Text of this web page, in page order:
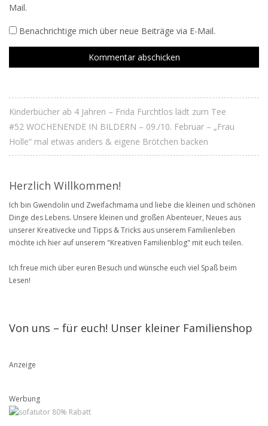
Mail.
Benachrichtige mich über neue Beiträge via E-Mail.
Kinderbücher ab 4 Jahren – Frida Furchtlos lädt zum Tee
#52 WOCHENENDE IN BILDERN – 09./10. Februar – „Frau
Holle“ mal etwas anders & eigene Brötchen backen
Herzlich Willkommen!
Ich bin Gwendolin und Zweifachmama und liebe die kleinen und schönen
Dinge des Lebens. Unsere kleinen und großen Abenteuer, Neues aus
unserer Kreativecke und Tipps & Tricks aus unserem Familienleben
möchte ich hier auf unserem "Kreativen Familienblog" mit euch teilen.
Ich freue mich über euren Besuch und wünsche euch viel Spaß beim
Lesen!
Von uns – für euch! Unser kleiner Familienshop
Anzeige
Werbung